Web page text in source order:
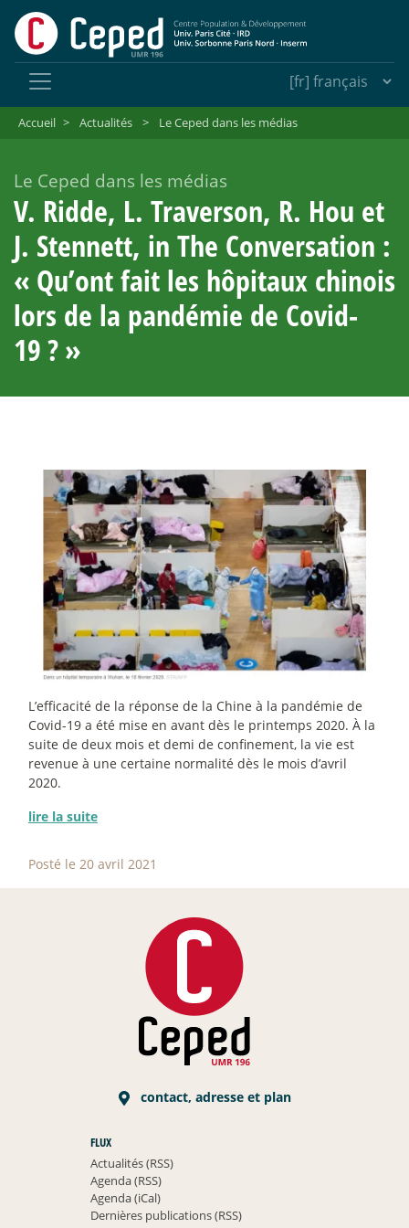
Accueil > Actualités > Le Ceped dans les médias
Le Ceped dans les médias
V. Ridde, L. Traverson, R. Hou et
J. Stennett, in The Conversation :
« Qu’ont fait les hôpitaux chinois
lors de la pandémie de Covid-
19?»
L’efficacité de la réponse de la Chine à la pandémie de
Covid-19 a été mise en avant dès le printemps 2020. À la
suite de deux mois et demi de confinement, la vie est
revenue à une certaine normalité dès le mois d’avril
2020.
lire la suite
Posté le 20 avril 2021
contact, adresse et plan
FLUX
Actualités (RSS)
Agenda (RSS)
Agenda (iCal)
Dernières publications (RSS)